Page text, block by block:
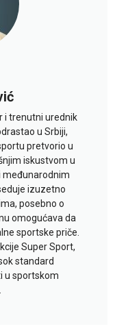
i trenutni urednik
u Srbiji,
pretvorio u
iskustvom u
međunarodnim
izuzetno
posebno o
omogućava da
sportske priče.
Super Sport,
standard
u sportskom